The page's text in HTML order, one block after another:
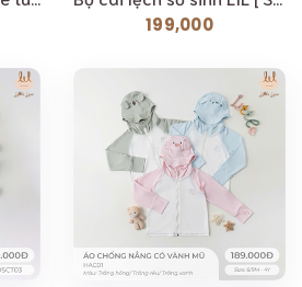
199,000